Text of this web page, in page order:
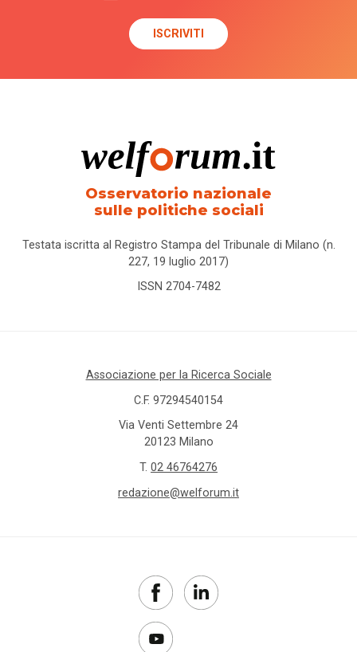
Osservatorio nazionale
sulle politiche sociali
Testata iscritta al Registro Stampa del Tribunale di Milano (n.
227, 19 luglio 2017)
ISSN 2704-7482
Associazione per la Ricerca Sociale
C.F. 97294540154
Via Venti Settembre 24
20123 Milano
T. 02 46764276
redazione@welforum.it